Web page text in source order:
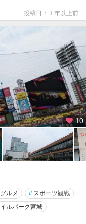
投稿日：１年以上前
10
グルメ # スポーツ観戦
ルパーク宮城